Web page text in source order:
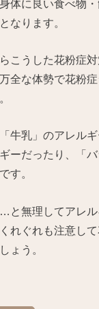
体に良い食べ物・
なります。
こうした花粉症
全な体勢で花粉
牛乳」のアレルギ
ーだったり、「
す。
無理してアレル
れぐれも注意し
ょう。